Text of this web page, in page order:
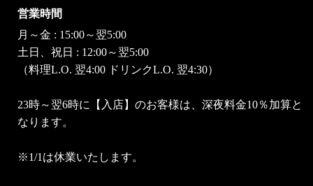
営業時間
月～金 : 15:00～翌5:00
土日、祝日 : 12:00～翌5:00
（料理L.O. 翌4:00 ドリンクL.O. 翌4:30）
23時～翌6時に【入店】のお客様は、深夜料金10％加算と
なります。
※1/1は休業いたします。